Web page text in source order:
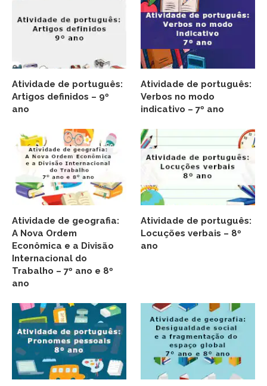
Atividade de português:
Artigos definidos – 9º
ano
Atividade de português:
Verbos no modo
indicativo – 7º ano
Atividade de geografia:
A Nova Ordem
Econômica e a Divisão
Internacional do
Trabalho – 7º ano e 8º
ano
Atividade de português:
Locuções verbais – 8º
ano